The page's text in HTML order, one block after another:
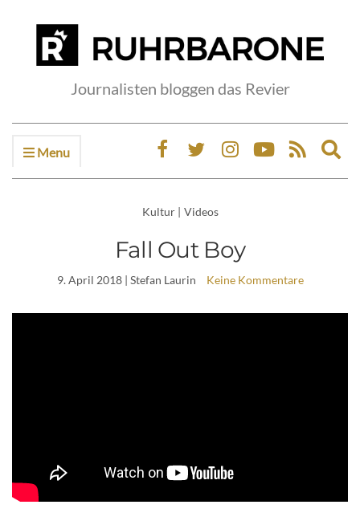
Journalisten bloggen das Revier
Menu
Kultur | Videos
Fall Out Boy
9. April 2018| Stefan Laurin Keine Kommentare